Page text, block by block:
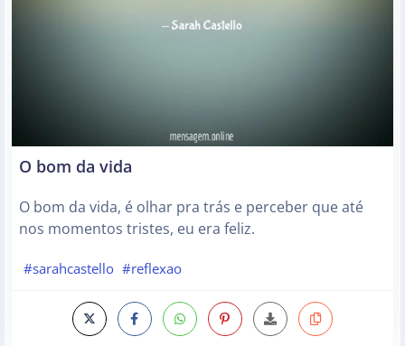
O bom da vida
O bom da vida, é olhar pra trás e perceber que até
nos momentos tristes, eu era feliz.
#sarahcastello #reflexao